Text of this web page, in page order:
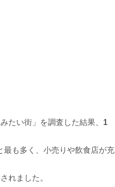
たい街」を調査した結果、 1
最も多く、小売りや飲食店が充
れました。